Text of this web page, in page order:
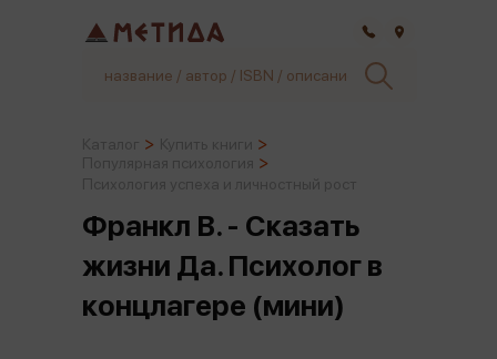
Франкл В. - Сказать
жизни Да. Психолог в
концлагере (мини)